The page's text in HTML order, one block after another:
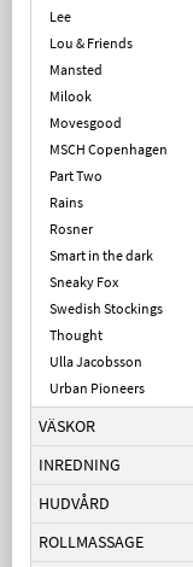
Lee
Lou & Friends
Mansted
Milook
Movesgood
MSCH Copenhagen
Part Two
Rains
Rosner
Smart in the dark
Sneaky Fox
Swedish Stockings
Thought
Ulla Jacobsson
Urban Pioneers
VÄSKOR
INREDNING
HUDVÅRD
ROLLMASSAGE